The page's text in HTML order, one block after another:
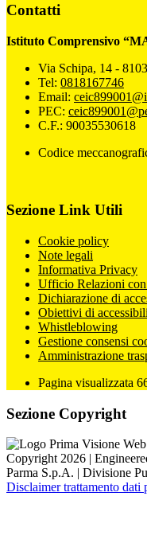
Contatti
Istituto Comprensivo
Via Schipa, 14 -
Tel: 0818167746
Email:
PEC:
C.F.: 90035530618
Codice
Sezione Link Utili
Cookie policy
Note legali
Informativa Privacy
Ufficio Relazioni
Dichiarazione di
Obiettivi di
Whistleblowing
Gestione consensi
Amministrazione
Pagina visualizzata
Sezione Copyright
Copyright 2026 |
Parma S.p.A. | Divisione
Disclaimer trattamento dati